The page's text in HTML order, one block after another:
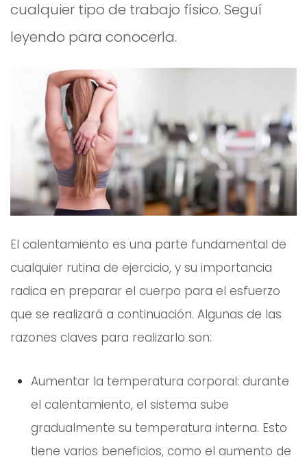
cualquier tipo de trabajo físico. Seguí
leyendo para conocerla.
El calentamiento es una parte fundamental de
cualquier rutina de ejercicio, y su importancia
radica en preparar el cuerpo para el esfuerzo
que se realizará a continuación. Algunas de las
razones claves para realizarlo son:
Aumentar la temperatura corporal: durante
el calentamiento, el sistema sube
gradualmente su temperatura interna. Esto
tiene varios beneficios, como el aumento de